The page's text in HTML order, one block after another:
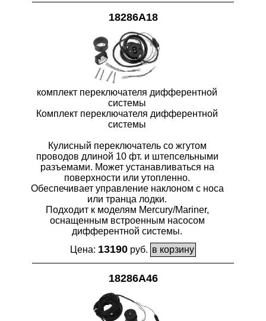
18286A18
комплект переключателя дифферентной
системы
Комплект переключателя дифферентной
системы
Кулисный переключатель со жгутом
проводов длиной 10 фт. и штепсельными
разъемами. Может устанавливаться на
поверхности или утопленно.
Обеспечивает управление наклоном с носа
или транца лодки.
Подходит к моделям Mercury/Mariner,
оснащенным встроенным насосом
дифферентной системы.
Цена: 13190 руб.
18286A46